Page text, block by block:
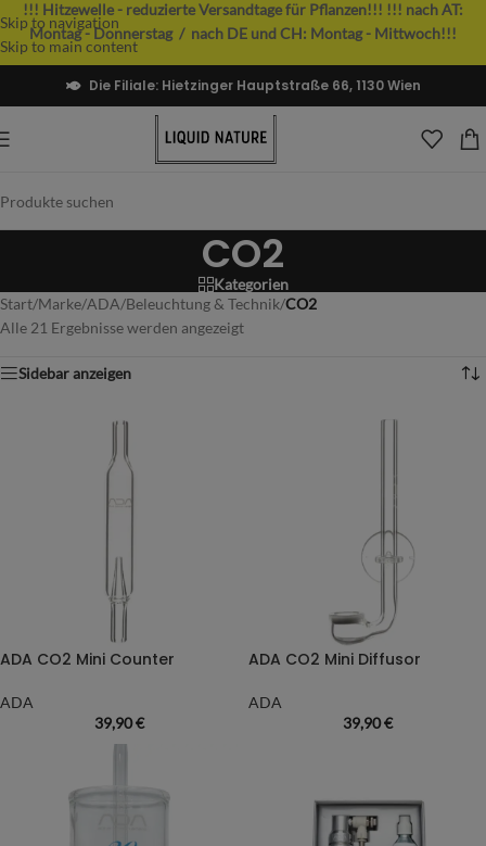
Skip to navigation
Skip to main content
!!! Hitzewelle - reduzierte Versandtage für Pflanzen!!! !!! nach AT:
Montag - Donnerstag / nach DE und CH: Montag - Mittwoch!!!
Die Filiale: Hietzinger Hauptstraße 66, 1130 Wien
CO2
Kategorien
Start/Marke/ADA/Beleuchtung & Technik/CO2
Alle 21 Ergebnisse werden angezeigt
Sidebar anzeigen
ADA CO2 Mini Counter
ADA
39,90€
ADA CO2 Mini Diffusor
ADA
39,90€